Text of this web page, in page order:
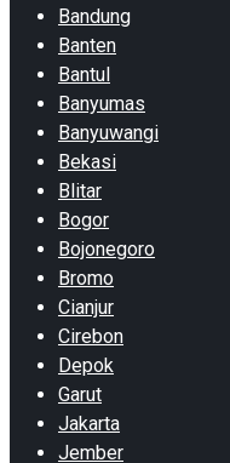
Bandung
Banten
Bantul
Banyumas
Banyuwangi
Bekasi
Blitar
Bogor
Bojonegoro
Bromo
Cianjur
Cirebon
Depok
Garut
Jakarta
Jember